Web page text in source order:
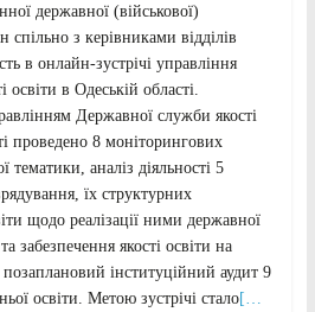
державної (військової)
спільно з керівниками відділів
в онлайн-зустрічі управління
в Одеській області.
Державної служби якості
проведено 8 моніторингових
тематики, аналіз діяльності 5
їх структурних
щодо реалізації ними державної
забезпечення якості освіти на
позаплановий інституційний аудит 9
освіти. Метою зустрічі стало[…